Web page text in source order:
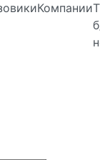
Компании